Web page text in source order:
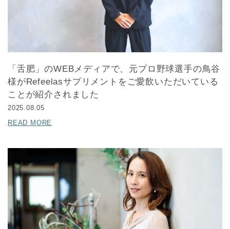
「舌肥」のWEBメディアで、元プロ野球選手の鳥谷
様がRefeelasサプリメントをご愛飲いただいている
ことが紹介されました
2025.08.05
READ MORE